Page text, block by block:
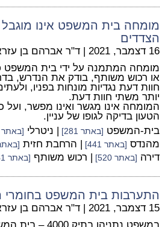
מומחה בית המשפט אינו
הצדדים
16 דצמבר, 2021 | ד"ר אברהם בן
מומחה המתמנה על ידי בית המשפט
או רכוש משותף, בודק את הנדרש,
חוות דעת נגדיות מונחות בפניו,
יותר משתי חוות דעת.
המומחה אינו מגשר ואינו מפשר, ועל
הטעון בדיקה לגופו של עניין.
בית-המשפט [באתר 281] | ניטרלי [באתר 19]
מהנדס [באתר 441] | הרחבת חזית [באתר
דירה [באתר 520] | רכוש משותף [באתר 61]
התערבות בית המשפט בחומרי
15 דצמבר, 2021 | ד"ר אברהם בן
במשפט נתניהו בתיק